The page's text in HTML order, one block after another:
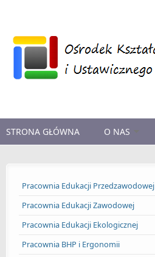
STRONA GŁÓWNA O NAS
Pracownia Edukacji Przedzawodowej
Pracownia Edukacji Zawodowej
Pracownia Edukacji Ekologicznej
Pracownia BHP i Ergonomii